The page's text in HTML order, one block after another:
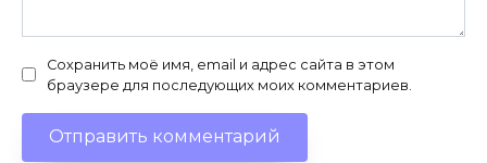
Сохранить моё имя, email и адрес сайта в этом
браузере для последующих моих комментариев.